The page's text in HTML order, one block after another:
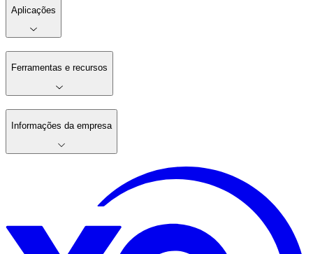
Aplicações
Ferramentas e recursos
Informações da empresa